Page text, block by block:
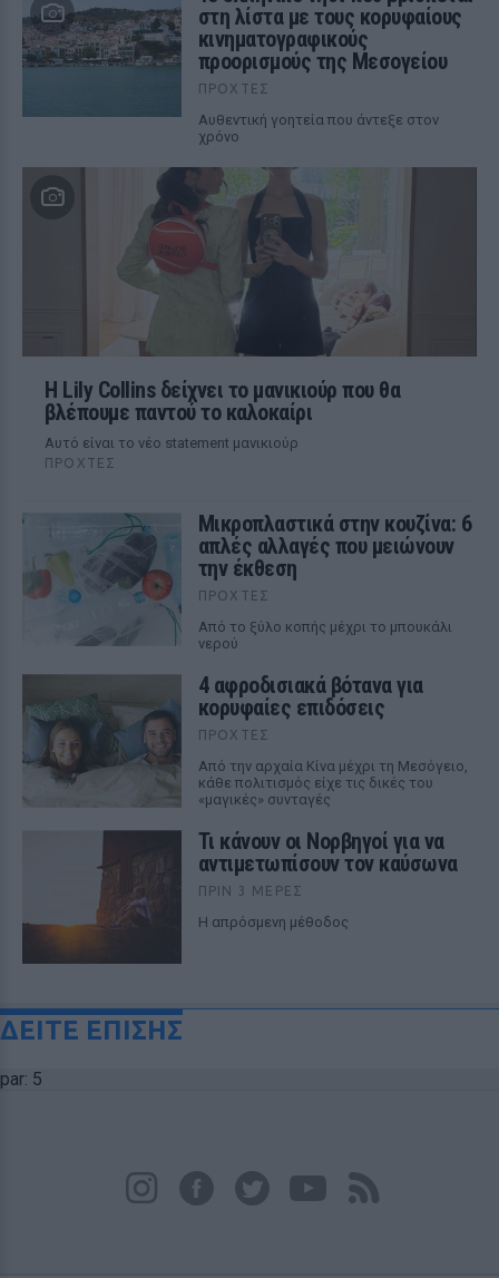
στη λίστα με τους κορυφαίους
κινηματογραφικούς
προορισμούς της Μεσογείου
ΠΡΟΧΤΈΣ
Αυθεντική γοητεία που άντεξε στον
χρόνο
Η Lily Collins δείχνει το μανικιούρ που θα
βλέπουμε παντού το καλοκαίρι
Αυτό είναι το νέο statement μανικιούρ
ΠΡΟΧΤΈΣ
Μικροπλαστικά στην κουζίνα: 6
απλές αλλαγές που μειώνουν
την έκθεση
ΠΡΟΧΤΈΣ
Από το ξύλο κοπής μέχρι το μπουκάλι
νερού
4 αφροδισιακά βότανα για
κορυφαίες επιδόσεις
ΠΡΟΧΤΈΣ
Από την αρχαία Κίνα μέχρι τη Μεσόγειο,
κάθε πολιτισμός είχε τις δικές του
«μαγικές» συνταγές
Τι κάνουν οι Νορβηγοί για να
αντιμετωπίσουν τον καύσωνα
ΠΡΙΝ 3 ΜΈΡΕΣ
Η απρόσμενη μέθοδος
ΔΕΙΤΕ ΕΠΙΣΗΣ
par: 5